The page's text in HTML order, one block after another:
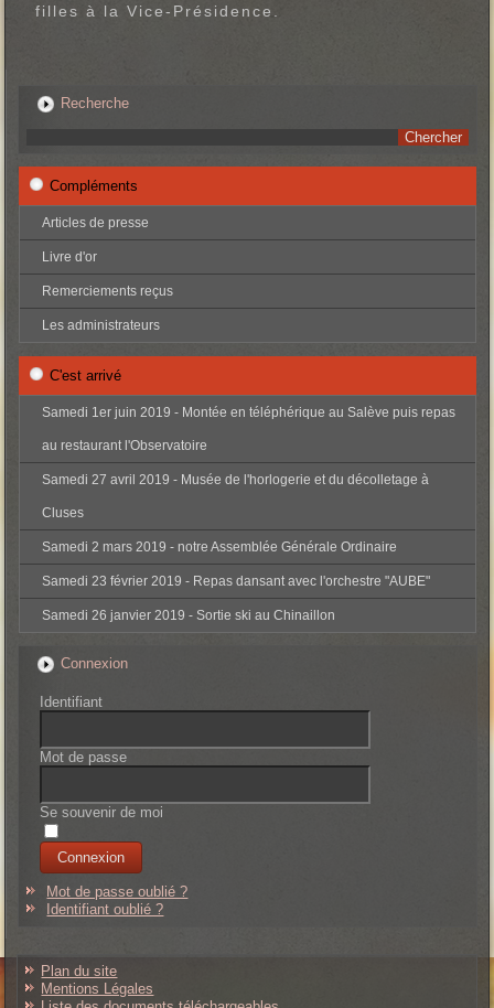
filles à la Vice-Présidence.
Recherche
Compléments
Articles de presse
Livre d'or
Remerciements reçus
Les administrateurs
C'est arrivé
Samedi 1er juin 2019 - Montée en téléphérique au Salève puis repas
au restaurant l'Observatoire
Samedi 27 avril 2019 - Musée de l'horlogerie et du décolletage à
Cluses
Samedi 2 mars 2019 - notre Assemblée Générale Ordinaire
Samedi 23 février 2019 - Repas dansant avec l'orchestre "AUBE"
Samedi 26 janvier 2019 - Sortie ski au Chinaillon
Connexion
Identifiant
Mot de passe
Se souvenir de moi
Mot de passe oublié ?
Identifiant oublié ?
Plan du site
Mentions Légales